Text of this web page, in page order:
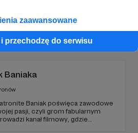
zaawansowane
przechodzę do serwisu
Baniaka
Baniak poświęca zawodowe
pasji, czyli grom fabularnym
kanał filmowy, gdzie